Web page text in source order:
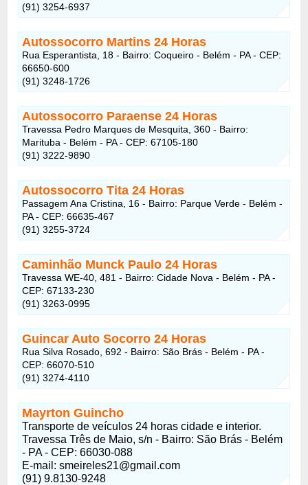
(91) 3254-6937
Autossocorro Martins24 Horas
Rua Esperantista, 18 - Bairro: Coqueiro - Belém - PA - CEP:
66650-600
(91) 3248-1726
Autossocorro Paraense24 Horas
Travessa Pedro Marques de Mesquita, 360 - Bairro:
Marituba - Belém - PA - CEP: 67105-180
(91) 3222-9890
Autossocorro Tita24 Horas
Passagem Ana Cristina, 16 - Bairro: Parque Verde - Belém -
PA - CEP: 66635-467
(91) 3255-3724
Caminhão Munck Paulo24 Horas
Travessa WE-40, 481 - Bairro: Cidade Nova - Belém - PA -
CEP: 67133-230
(91) 3263-0995
Guincar Auto Socorro24 Horas
Rua Silva Rosado, 692 - Bairro: São Brás - Belém - PA -
CEP: 66070-510
(91) 3274-4110
Mayrton Guincho
Transporte de veículos 24 horas cidade e interior.
Travessa Três de Maio, s/n - Bairro: São Brás - Belém
- PA - CEP: 66030-088
E-mail:smeireles21@gmail.com
(91) 9.8130-9248